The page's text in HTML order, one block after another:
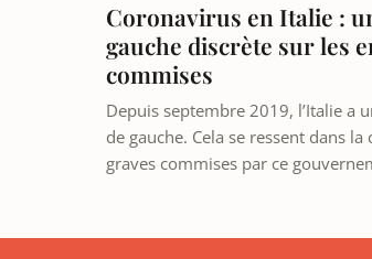
Coronavirus en Italie :
gauche discrète sur les
commises
Depuis septembre 2019, l’Italie a
de gauche. Cela se ressent dans
graves commises par ce